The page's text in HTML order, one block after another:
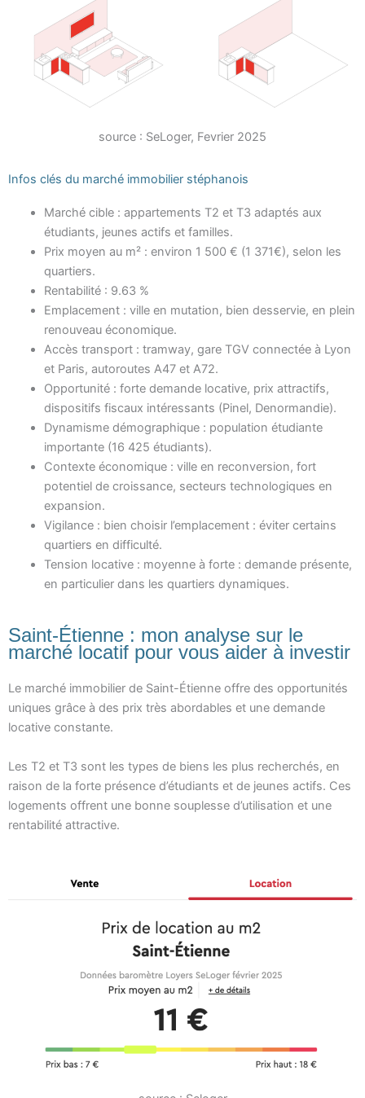
source : SeLoger, Fevrier 2025
Infos clés du marché immobilier stéphanois
Marché cible : appartements T2 et T3 adaptés aux
étudiants, jeunes actifs et familles.
Prix moyen au m² : environ 1 500 € (1 371€), selon les
quartiers.
Rentabilité : 9.63 %
Emplacement : ville en mutation, bien desservie, en plein
renouveau économique.
Accès transport : tramway, gare TGV connectée à Lyon
et Paris, autoroutes A47 et A72.
Opportunité : forte demande locative, prix attractifs,
dispositifs fiscaux intéressants (Pinel, Denormandie).
Dynamisme démographique : population étudiante
importante (16 425 étudiants).
Contexte économique : ville en reconversion, fort
potentiel de croissance, secteurs technologiques en
expansion.
Vigilance : bien choisir l’emplacement : éviter certains
quartiers en difficulté.
Tension locative : moyenne à forte : demande présente,
en particulier dans les quartiers dynamiques.
Saint-Étienne : mon analyse sur le
marché locatif pour vous aider à investir
Le marché immobilier de Saint-Étienne offre des opportunités
uniques grâce à des prix très abordables et une demande
locative constante.
Les T2 et T3 sont les types de biens les plus recherchés, en
raison de la forte présence d’étudiants et de jeunes actifs. Ces
logements offrent une bonne souplesse d’utilisation et une
rentabilité attractive.